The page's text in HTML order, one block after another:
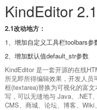
KindEditor
2.1改动地方：
1、增加自定义工具栏toolbars参
2、增加默认值default_str参数
KindEditor 是一套开源的在线
所见即所得编辑效果，开发人
框(textarea)替换为可视化的富
写，可以无缝地与 Java、.NET
CMS、商城、论坛、博客、Wiki